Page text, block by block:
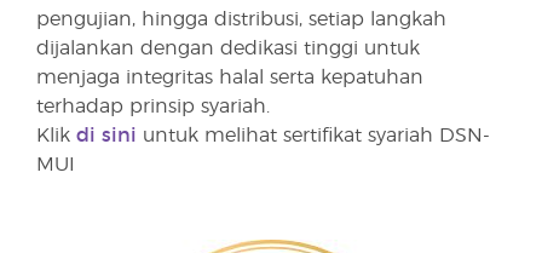
pengujian, hingga distribusi, setiap langkah
dijalankan dengan dedikasi tinggi untuk
menjaga integritas halal serta kepatuhan
terhadap prinsip syariah.
Klik di sini untuk melihat sertifikat syariah DSN-
MUI